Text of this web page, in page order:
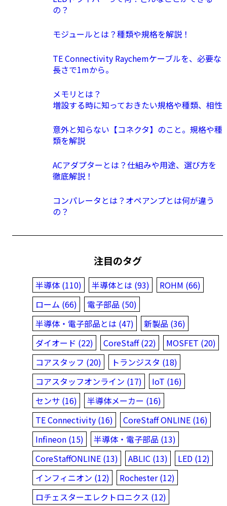
の？
モジュールとは？種類や規格を解説！
TE Connectivity Raychemケーブルを、必要な
長さで1mから。
メモリとは？
増設する時に知っておきたい規格や種類、相性
意外と知らない【コネクタ】のこと。規格や種
類を解説
ACアダプターとは？仕組みや用途、選び方を
徹底解説！
コンパレータとは？オペアンプとは何が違う
の？
注目のタグ
半導体 (110) 半導体とは (93)
ROHM (66)
ローム (66)
電子部品 (50)
半導体・電子部品とは (47)
新製品 (36)
ダイオード (22)
CoreStaff (22)
MOSFET (20)
コアスタッフ (20)
トランジスタ (18)
コアスタッフオンライン (17)
IoT (16)
センサ (16)
半導体メーカー (16)
TE Connectivity (16)
CoreStaff ONLINE (16)
Infineon (15)
半導体・電子部品 (13)
CoreStaffONLINE (13)
ABLIC (13)
LED (12)
インフィニオン (12)
Rochester (12)
ロチェスターエレクトロニクス (12)